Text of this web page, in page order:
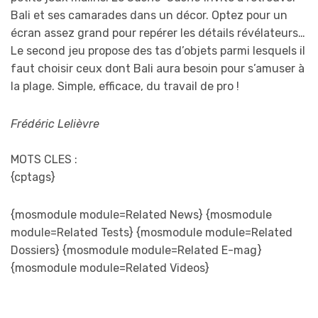
Bali et ses camarades dans un décor. Optez pour un
écran assez grand pour repérer les détails révélateurs…
Le second jeu propose des tas d’objets parmi lesquels il
faut choisir ceux dont Bali aura besoin pour s’amuser à
la plage. Simple, efficace, du travail de pro !
Frédéric Lelièvre
MOTS CLES :
{cptags}
{mosmodule module=Related News} {mosmodule
module=Related Tests} {mosmodule module=Related
Dossiers} {mosmodule module=Related E-mag}
{mosmodule module=Related Videos}